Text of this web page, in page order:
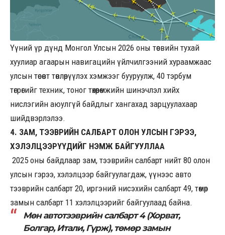
Үүний үр дүнд Монгол Улсын 2026 оны төсвийн тухай
хуулиар агаарын навигацийн үйлчилгээний хураамжаас
улсын төсөвт төвлөрүүлэх хэмжээг бууруулж, 40 тэрбум
төгрөгийг техник, тоног төхөөрөмжийн шинэчлэл хийх
нислэгийн аюулгүй байдлыг хангахад зарцуулахаар
шийдвэрлэлээ.
4. ЗАМ, ТЭЭВРИЙН САЛБАРТ ОЛОН УЛСЫН ГЭРЭЭ,
ХЭЛЭЛЦЭЭРҮҮДИЙГ НЭМЖ БАЙГУУЛЛАА
2025 оны байдлаар зам, тээврийн салбарт нийт 80 олон
улсын гэрээ, хэлэлцээр байгуулагдаж, үүнээс авто
тээврийн салбарт 20, иргэний нисэхийн салбарт 49, төмөр
замын салбарт 11 хэлэлцээрийг байгуулаад байна.
Мөн автотээврийн салбарт 4 (Хорват,
Болгар, Итали, Гүрж), төмөр замын